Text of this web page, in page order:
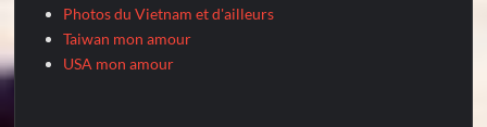
Photos du Vietnam et d'ailleurs
Taiwan mon amour
USA mon amour